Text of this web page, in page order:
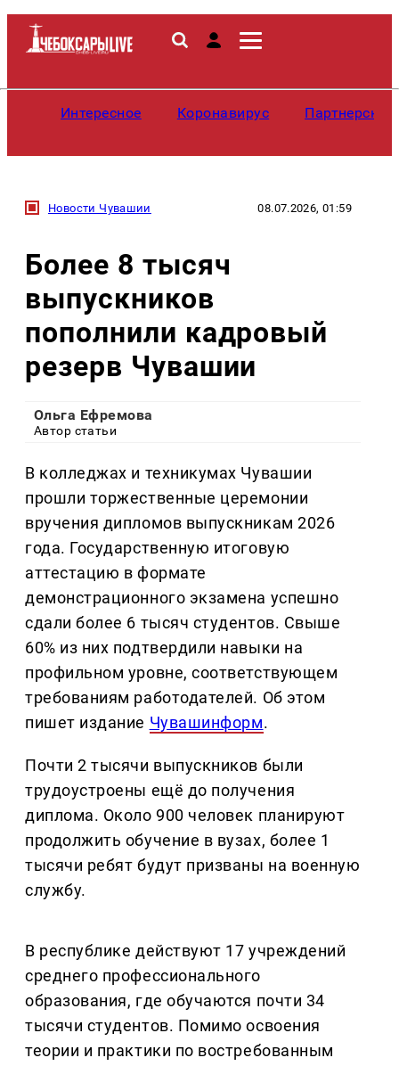
Интересное Коронавирус
Новости Чувашии 08.07.2026, 01:59
Более 8 тысяч
выпускников
пополнили кадровый
резерв Чувашии
Ольга Ефремова
Автор статьи
В колледжах и техникумах Чувашии
прошли торжественные церемонии
вручения дипломов выпускникам 2026
года. Государственную итоговую
аттестацию в формате
демонстрационного экзамена успешно
сдали более 6 тысяч студентов. Свыше
60% из них подтвердили навыки на
профильном уровне, соответствующем
требованиям работодателей. Об этом
пишет издание Чувашинформ.
Почти 2 тысячи выпускников были
трудоустроены ещё до получения
диплома. Около 900 человек планируют
продолжить обучение в вузах, более 1
тысячи ребят будут призваны на военную
службу.
В республике действуют 17 учреждений
среднего профессионального
образования, где обучаются почти 34
тысячи студентов. Помимо освоения
теории и практики по востребованным